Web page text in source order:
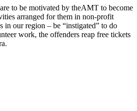
to be motivated by theAMT to become
arranged for them in non-profit
in our region – be “instigated” to do
work, the offenders reap free tickets